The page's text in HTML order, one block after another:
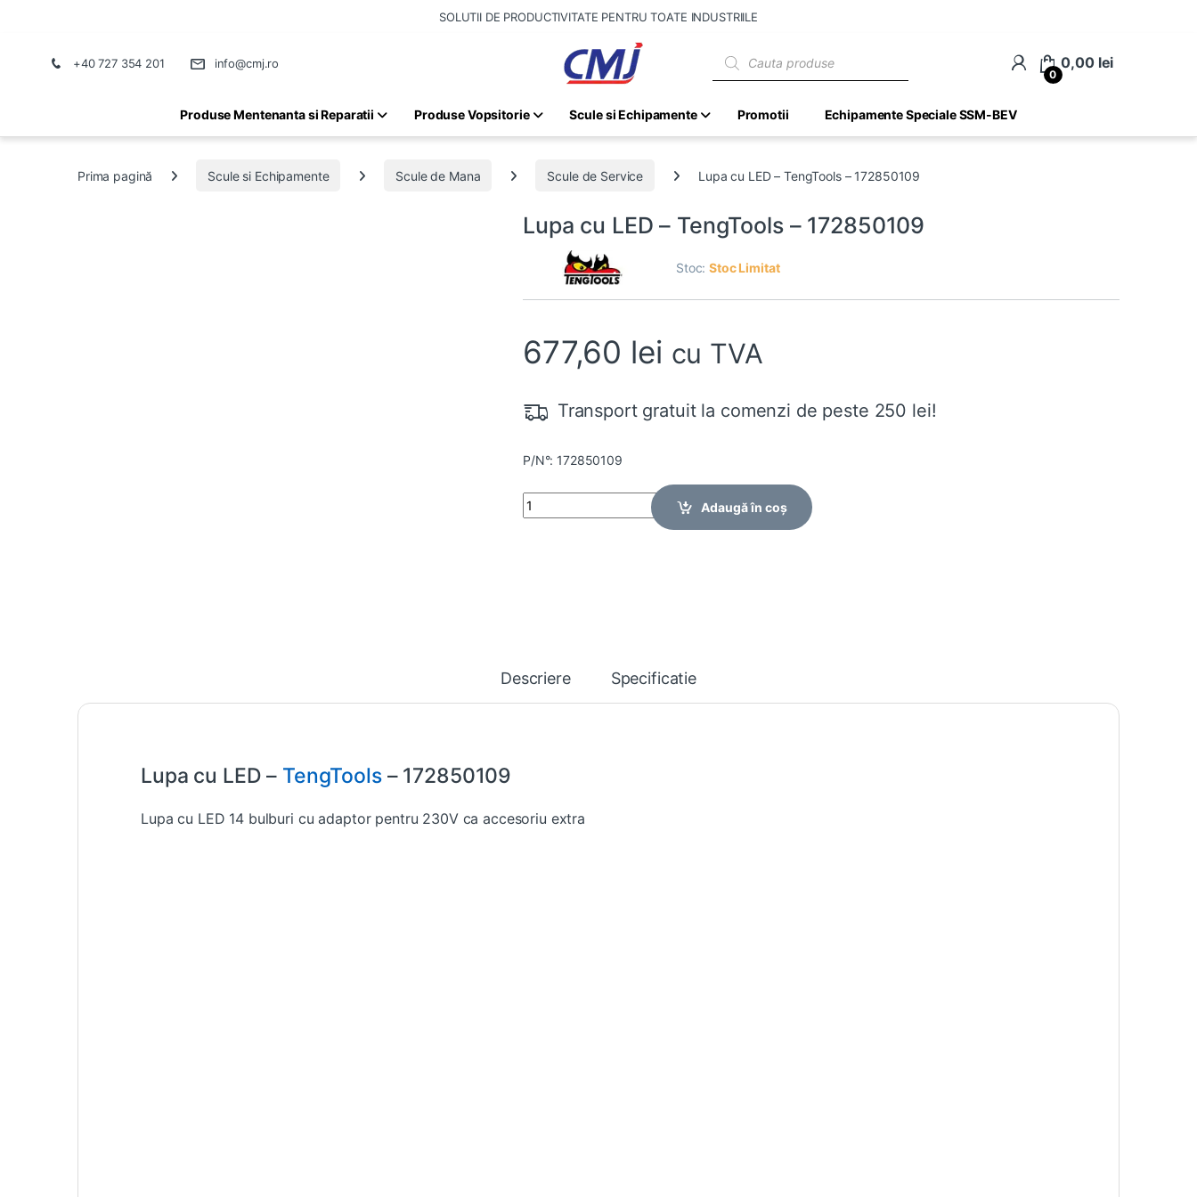
SOLUTII DE PRODUCTIVITATE PENTRU TOATE INDUSTRIILE
+40 727 354 201 info@cmj.ro
0
0,00 lei
Produse Mentenanta si Reparatii Produse Vopsitorie Scule si Echipamente Promotii Echipamente Speciale SSM-BEV
Prima pagină Scule si Echipamente Scule de Mana Scule de Service Lupa cu LED – TengTools – 172850109
Lupa cu LED – TengTools – 172850109
Stoc:Stoc Limitat
677,60 lei cu TVA
Transport gratuit la comenzi de peste 250 lei!
P/N°: 172850109
Quantity
Adaugă în coș
Descriere Specificatie
Lupa cu LED – TengTools– 172850109
Lupa cu LED 14 bulburi cu adaptor pentru 230V ca accesoriu extra